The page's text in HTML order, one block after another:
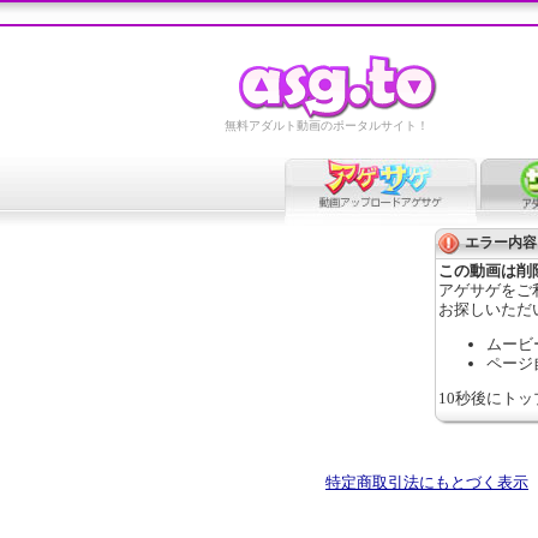
無料アダルト動画のポータルサイト！
エラー内容
この動画は削
アゲサゲをご
お探しいただ
ムービ
ページ
10秒後にト
特定商取引法にもとづく表示